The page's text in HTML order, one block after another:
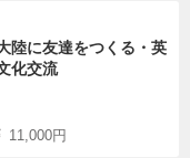
陸に友達をつくる・英
化交流
11,000円